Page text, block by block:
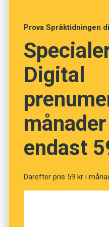
Foto: Unsplash
Vet du vad
Fråga1av 12
Additament
Tillägg
Prova Språktidningen
Digital
endast
Därefter pris 59 kr i